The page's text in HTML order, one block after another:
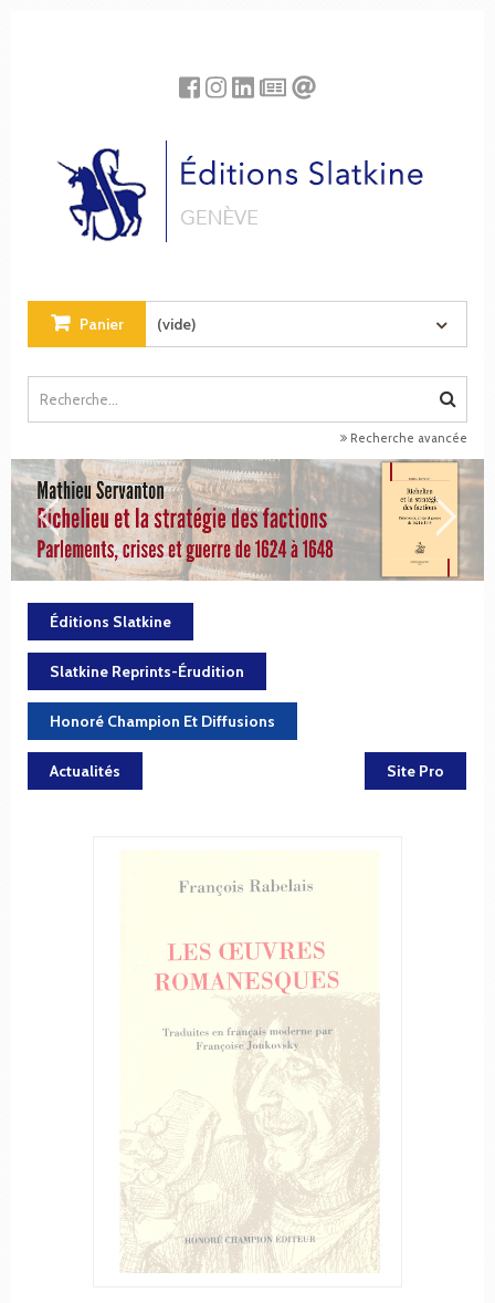
Panier (vide)
Recherche avancée
Éditions Slatkine
Slatkine Reprints-Érudition
Honoré Champion Et Diffusions
Actualités Site Pro